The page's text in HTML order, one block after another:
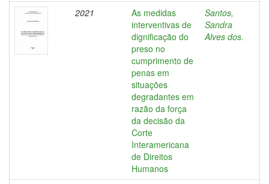
2021
As medidas
interventivas de
dignificação do
preso no
cumprimento de
penas em
situações
degradantes em
razão da força
da decisão da
Corte
Interamericana
de Direitos
Humanos
Santos,
Sandra
Alves dos.